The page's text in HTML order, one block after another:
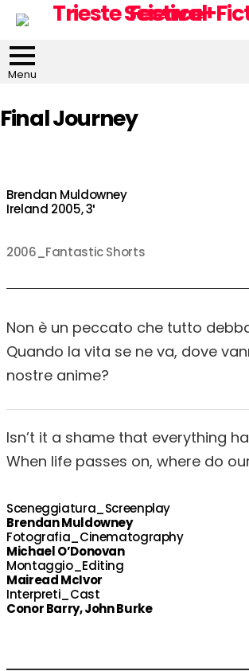
Menu
Final Journey
Brendan Muldowney
Ireland 2005, 3′
2006_Fantastic Shorts
Non è un peccato che tutto
Quando la vita se ne va, dove
nostre anime?
Isn’t it a shame that everything
When life passes on, where do
Sceneggiatura_Screenplay
Brendan Muldowney
Fotografia_Cinematography
Michael O’Donovan
Montaggio_Editing
Mairead McIvor
Interpreti_Cast
Conor Barry, John Burke